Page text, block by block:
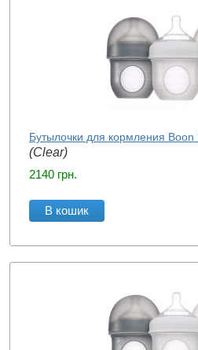
Бутылочки для кормления
(Clear)
2140 грн.
В кошик